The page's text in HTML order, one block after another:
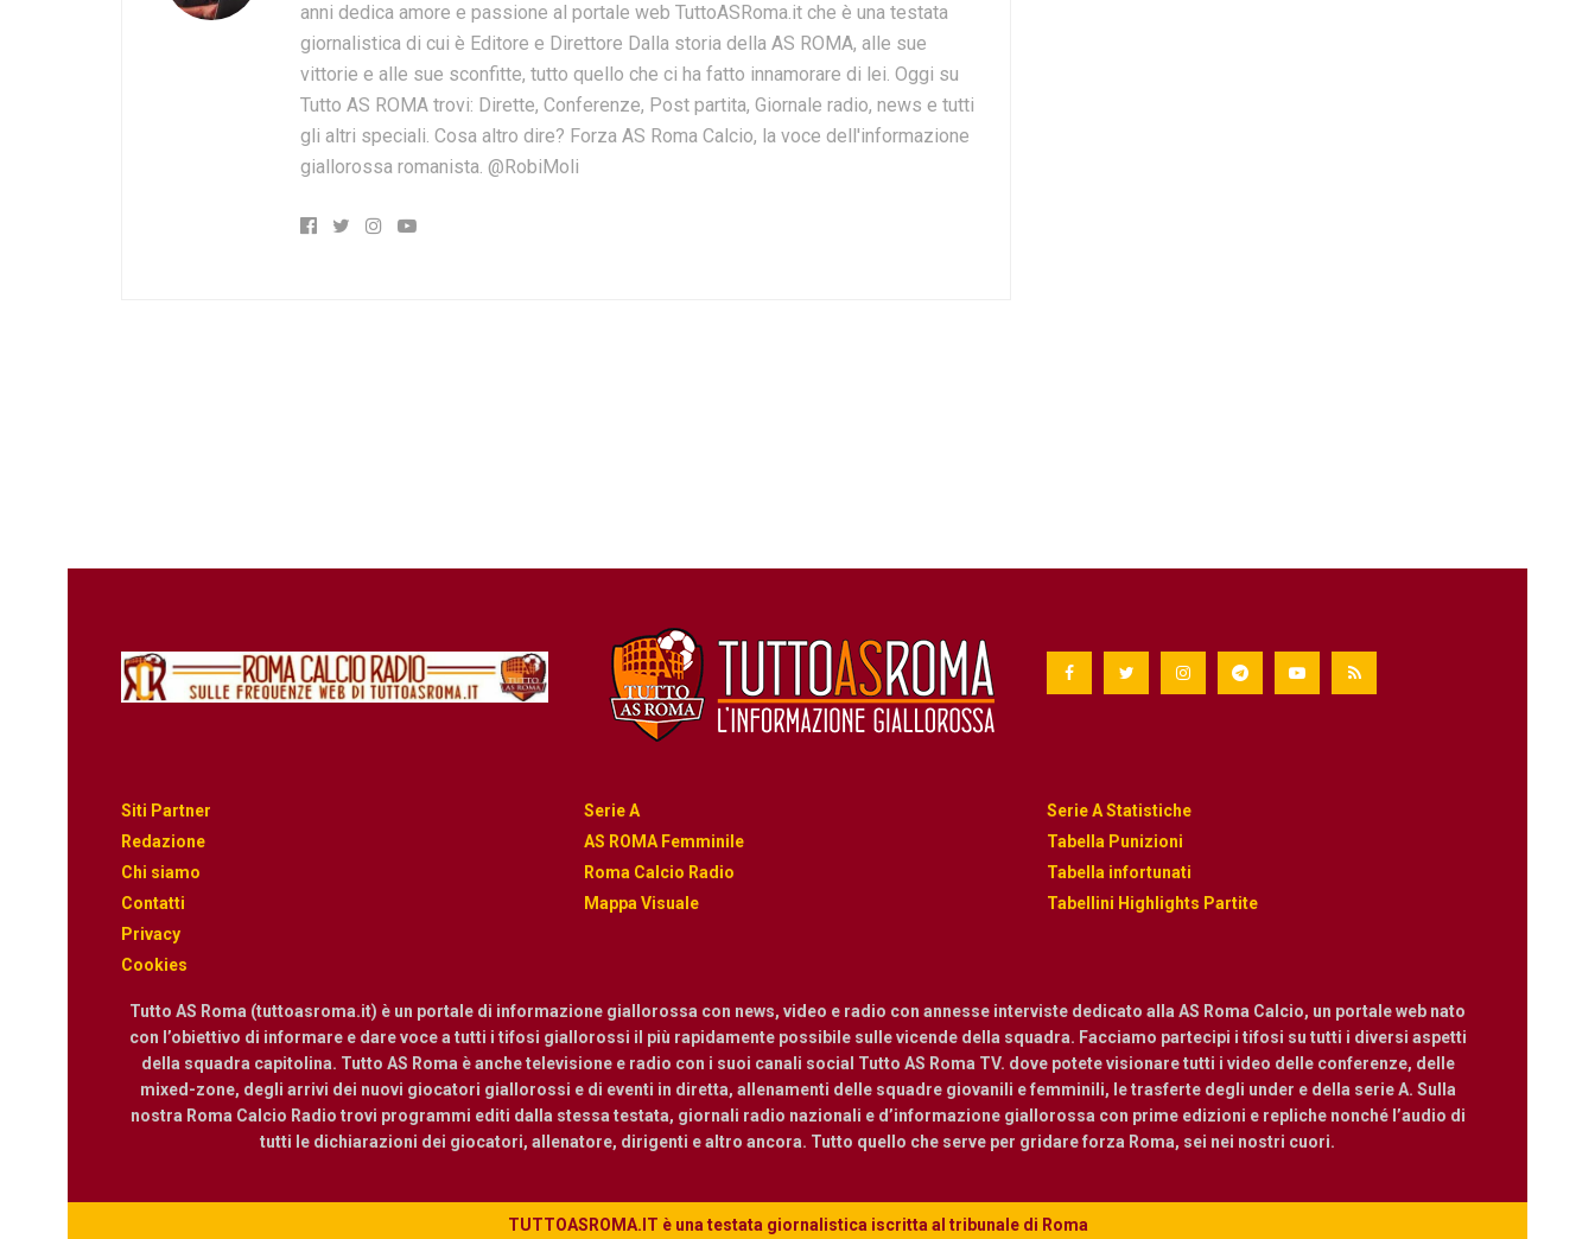
anni dedica amore e passione al portale web TuttoASRoma.it che è una testata
giornalistica di cui è Editore e Direttore Dalla storia della AS ROMA, alle sue
vittorie e alle sue sconfitte, tutto quello che ci ha fatto innamorare di lei. Oggi su
Tutto AS ROMA trovi: Dirette, Conferenze, Post partita, Giornale radio, news e tutti
gli altri speciali. Cosa altro dire? Forza AS Roma Calcio, la voce dell'informazione
giallorossa romanista. @RobiMoli
Siti Partner
Redazione
Chi siamo
Contatti
Privacy
Cookies
Serie A
AS ROMA Femminile
Roma Calcio Radio
Mappa Visuale
Serie A Statistiche
Tabella Punizioni
Tabella infortunati
Tabellini Highlights Partite
Tutto AS Roma (tuttoasroma.it) è un portale di informazione giallorossa con news, video e radio con annesse interviste dedicato alla AS Roma Calcio, un portale web nato
con l’obiettivo di informare e dare voce a tutti i tifosi giallorossi il più rapidamente possibile sulle vicende della squadra. Facciamo partecipi i tifosi su tutti i diversi aspetti
della squadra capitolina. Tutto AS Roma è anche televisione e radio con i suoi canali social Tutto AS Roma TV. dove potete visionare tutti i video delle conferenze, delle
mixed-zone, degli arrivi dei nuovi giocatori giallorossi e di eventi in diretta, allenamenti delle squadre giovanili e femminili, le trasferte degli under e della serie A. Sulla
nostra Roma Calcio Radio trovi programmi editi dalla stessa testata, giornali radio nazionali e d’informazione giallorossa con prime edizioni e repliche nonché l’audio di
tutti le dichiarazioni dei giocatori, allenatore, dirigenti e altro ancora. Tutto quello che serve per gridare forza Roma, sei nei nostri cuori.
TUTTOASROMA.IT è una testata giornalistica iscritta al tribunale di Roma